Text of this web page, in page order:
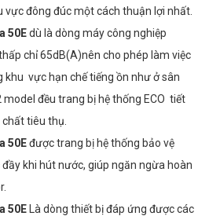
vực đông đúc một cách thuận lợi nhất.
50Edù là dòng máy công nghiệp
chỉ 65dB(A)nên cho phép làm việc
khu vực hạn chế tiếng ồn như ở sân
model đều trang bị hệ thống ECO tiết
tiêu thụ.
50Eđược trang bị hệ thống bảo vệ
khi hút nước, giúp ngăn ngừa hoàn
50E Là dòng thiết bị đáp ứng được các